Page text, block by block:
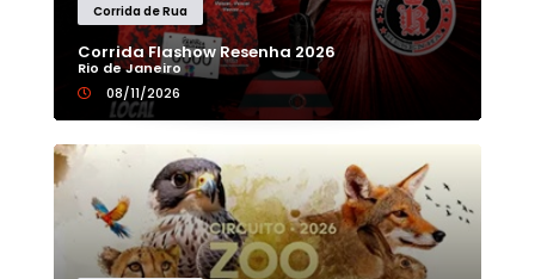
Corrida de Rua
Corrida Flashow Resenha 2026
Rio de Janeiro
08/11/2026